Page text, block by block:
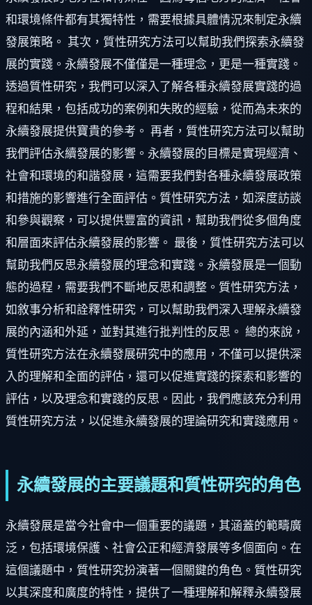
和環境條件都有其獨特性，需要根據具體情況來制定永續
發展策略。 其次，質性研究方法可以幫助我們探索永續發
展的實踐。永續發展不僅僅是一種理念，更是一種實踐。
透過質性研究，我們可以深入了解各種永續發展實踐的過
程和結果，包括成功的案例和失敗的經驗，從而為未來的
永續發展提供寶貴的參考。 再者，質性研究方法可以幫助
我們評估永續發展的影響。永續發展的目標是實現經濟、
社會和環境的和諧發展，這需要我們對各種永續發展政策
和措施的影響進行全面評估。質性研究方法，如深度訪談
和參與觀察，可以提供豐富的資訊，幫助我們從多個角度
和層面來評估永續發展的影響。 最後，質性研究方法可以
幫助我們反思永續發展的理念和實踐。永續發展是一個動
態的過程，需要我們不斷地反思和調整。質性研究方法，
如敘事分析和詮釋性研究，可以幫助我們深入理解永續發
展的內涵和外延，並對其進行批判性的反思。 總的來說，
質性研究方法在永續發展研究中的應用，不僅可以提供深
入的理解和全面的評估，還可以促進實踐的探索和影響的
評估，以及理念和實踐的反思。因此，我們應該充分利用
質性研究方法，以促進永續發展的理論研究和實踐應用。
永續發展的主要議題和質性研究的角色
永續發展是當今社會中一個重要的議題，其涵蓋的範疇廣
泛，包括環境保護、社會公正和經濟發展等多個面向。在
這個議題中，質性研究扮演著一個關鍵的角色。質性研究
以其深度和廣度的特性，提供了一種理解和解釋永續發展